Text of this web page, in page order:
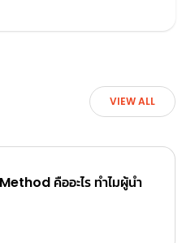
VIEW ALL
คืออะไร ทำไมผู้นำ